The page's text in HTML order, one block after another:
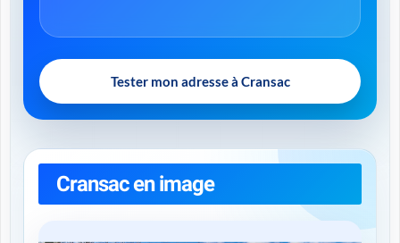
Tester mon adresse à Cransac
Cransac en image